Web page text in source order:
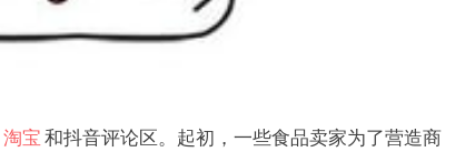
淘宝 和抖音评论区。起初，一些食品卖家为了营造商